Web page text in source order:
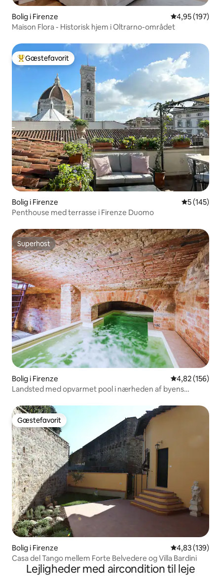
Bolig i Firenze 4,95 ud af 5 i
4,95 (197)
Maison Flora - Historisk hjem i Oltrarno-området
Bedste gæstefavorit
Gæstefavorit
Bolig i Firenze 5 ud af 5 i
5 (145)
Penthouse med terrasse i Firenze Duomo
Superhost
Superhost
Bolig i Firenze 4,82 ud af 5 i
4,82 (156)
Landsted med opvarmet pool i nærheden af byens
Gæstefavorit
Gæstefavorit
Bolig i Firenze 4,83 ud af 5 i
4,83 (139)
Casa del Tango mellem Forte Belvedere og Villa Bardini
Lejligheder med aircondition til leje